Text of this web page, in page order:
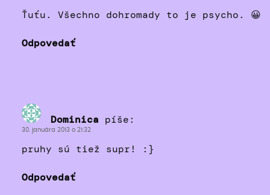
Ťuťu. Všechno dohromady to je psycho. 😀
Odpovedať
Dominica píše:
30. januára 2013 o 21:32
pruhy sú tiež supr! :}
Odpovedať